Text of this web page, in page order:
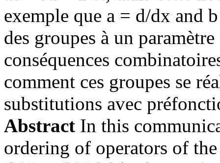
exemple que a = d/dx and
des groupes à un
conséquences
comment ces groupes se
substitutions avec
Abstract In this
ordering of operators of